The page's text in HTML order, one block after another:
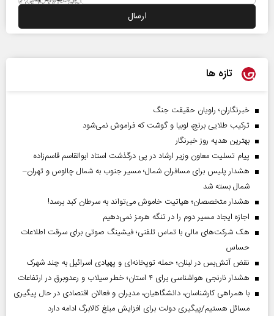
تازه ها
خبرنگاران؛ راویان حقیقت جنگ
ترکیب طلایی برنج، لوبیا و گوشت که فراموش نمی‌شود
بهترین هدیه روز خبرنگار
پیام تسلیت معاون وزیر ارشاد در پی درگذشت استاد ابوالقاسم قاسم‌زاده
هشدار پلیس برای مسافران شمال؛ مسیر جنوب به شمال چالوس و تهران–
شمال بسته شد
هشدار متخصصان؛ هپاتیت خاموش می‌تواند به سرطان کبد برسد!
اجازه ایجاد مسیر دوم را در تنگه هرمز نمی‌دهیم
هک شرکت‌های مالی با تماس تلفنی؛ فیشینگ صوتی برای سرقت اطلاعات
حساس
نقض آتش‌بس در لبنان؛ حمله توپخانه‌ای و پهپادی اسرائیل به چند شهرک
هشدار نارنجی هواشناسی برای ۴ استان؛ خطر سیلاب و رعدوبرق در ارتفاعات
با همراهی کارشناسان، دانشگاهیان، مدیران و فعالان اقتصادی در حال پیگیری
مسائل هستیم/پیگیری دولت برای افزایش مبلغ کالابرگ ادامه دارد